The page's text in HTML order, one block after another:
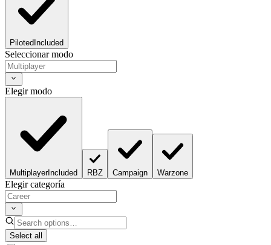
PilotedIncluded
Seleccionar modo
Elegir modo
MultiplayerIncluded RBZ Campaign Warzone
Elegir categoría
Select all